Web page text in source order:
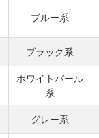
ブルー系
ブラック系
ホワイトパール
系
グレー系